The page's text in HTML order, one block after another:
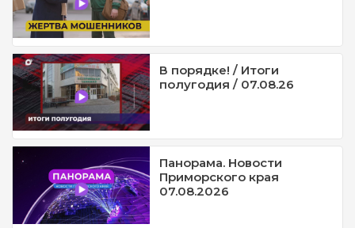
В порядке! / Итоги
полугодия / 07.08.26
Панорама. Новости
Приморского края
07.08.2026